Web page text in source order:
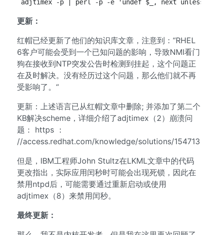
adjtimex -p | perl -p -e 'undef $_, next unless
更新：
红帽已经更新了他们的知识库文章，注意到：“RHEL
6客户可能会受到一个已知问题的影响，导致NMI看门
狗在接收到NTP突发公告时检测到挂起，这个问题正
在及时解决。没有经历过这个问题，那么他们就不再
受影响了。“
更新：上述语言已从红帽文章中删除; 并添加了第二个
KB解决scheme，详细介绍了adjtimex（2）崩溃问
题： https ：
//access.redhat.com/knowledge/solutions/154713
但是，IBM工程师John Stultz在LKML文章中的代码
更改指出，实际应用闰秒时可能会出现死锁，因此在
禁用ntpd后，可能需要通过重新启动或使用
adjtimex（8）来禁用闰秒。
最终更新：